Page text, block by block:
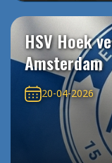
HSV Hoek
Amsterdam
20-04-2026